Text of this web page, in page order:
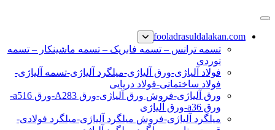
پرش
محتوا
نبشی فولادی-ناودانی فولادی-قیمت ورق-قیمت فولاد
fooladrasuldalakan.com
تسمه ترانس – تسمه فابریک – تسمه ماشینکار – تسمه
نوردی
فولاد آلیاژی-ورق آلیاژی-میلگرد آلیاژی-تسمه آلیاژی-
فولاد ساختمانی-فولاد دریایی
ورق آلیاژی-فروش ورق آلیاژی-ورق A283-ورق a516-
ورق a36-ورق آلیاژی
میلگرد آلیاژی-فروش میلگرد آلیاژی-میلگرد فولادی-